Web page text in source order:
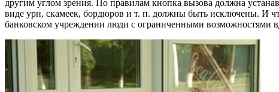
другим углом зрения. По правилам кнопка вызова должна
виде урн, скамеек, бордюров и т. п. должны быть исключены. И
банковском учреждении люди с ограниченными возможностями